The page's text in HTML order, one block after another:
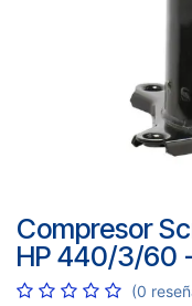
Compresor
HP 440/3/60
(0